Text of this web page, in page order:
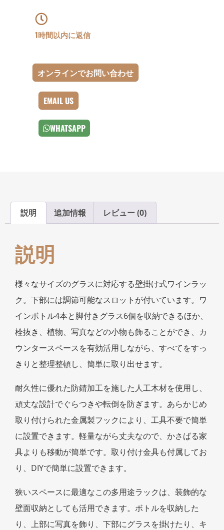
1時間以内に返信
オンラインでお問い合わせ
EMAIL US
WHATSAPP
説明 追加情報 レビュー (0)
説明
様々なサイズのグラスに対応する壁掛け式ワインラッ
ク。下部には調節可能なスロットが付いています。ワ
インボトル4本と脚付きグラス6個を収納できるほか、
栓抜き、植物、写真などの小物も飾ることができ、カ
ウンタースペースを有効活用しながら、すべてをすっ
きりと整理整頓し、簡単に取り出せます。
耐久性に優れた防錆加工を施した人工木材を使用し、
頑丈な設計でぐらつきや転倒を防ぎます。あらかじめ
取り付けられた金属製フックにより、工具不要で簡単
に設置できます。軽量ながら丈夫なので、かさばる家
具よりも移動が簡単です。取り付け金具も付属してお
り、DIYで簡単に設置できます。
狭いスペースに最適なこの多用途ラックは、装飾的な
壁面収納としても活用できます。ボトルを収納した
り、上部に写真を飾り、下部にグラスを掛けたり、キ